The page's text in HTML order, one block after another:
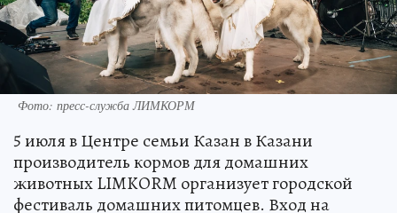
Фото: пресс-служба ЛИМКОРМ
5 июля в Центре семьи Казан в Казани
производитель кормов для домашних
животных LIMKORM организует городской
фестиваль домашних питомцев. Вход на